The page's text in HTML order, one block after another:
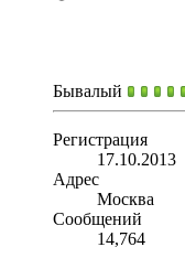
Бывалый
Регистрация
17.10.2013
Адрес
Москва
Сообщений
14,764